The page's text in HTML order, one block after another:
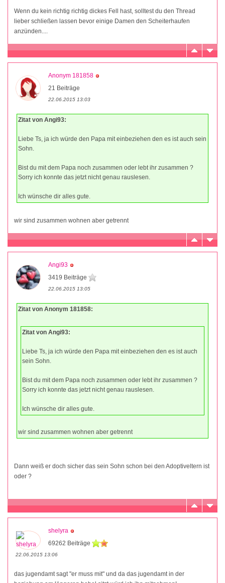
Wenn du kein richtig richtig dickes Fell hast, solltest du den Thread
lieber schließen lassen bevor einige Damen den Scheiterhaufen
anzünden....
Anonym 181858
21 Beiträge
22.06.2015 13:03
Zitat von Angi93:
Liebe Ts, ja ich würde den Papa mit einbeziehen den es ist auch sein
Sohn.
Bist du mit dem Papa noch zusammen oder lebt ihr zusammen ?
Sorry ich konnte das jetzt nicht genau rauslesen.
Ich wünsche dir alles gute.
wir sind zusammen wohnen aber getrennt
Angi93
3419 Beiträge
22.06.2015 13:05
Zitat von Anonym 181858:
Zitat von Angi93:
Liebe Ts, ja ich würde den Papa mit einbeziehen den es ist auch
sein Sohn.
Bist du mit dem Papa noch zusammen oder lebt ihr zusammen ?
Sorry ich konnte das jetzt nicht genau rauslesen.
Ich wünsche dir alles gute.
wir sind zusammen wohnen aber getrennt
Dann weiß er doch sicher das sein Sohn schon bei den Adoptiveltern ist
oder ?
shelyra
69262 Beiträge
22.06.2015 13:06
das jugendamt sagt "er muss mit" und da das jugendamt in der